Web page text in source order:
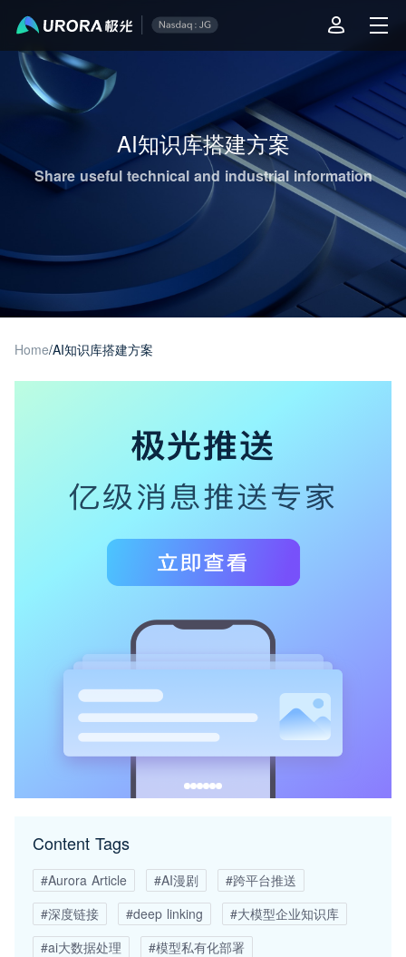
AI知识库搭建方案
Share useful technical and industrial information
Home/AI知识库搭建方案
Content Tags
#Aurora Article #AI漫剧
#跨平台推送
#深度链接
#deep linking
#大模型企业知识库
#ai大数据处理
#模型私有化部署